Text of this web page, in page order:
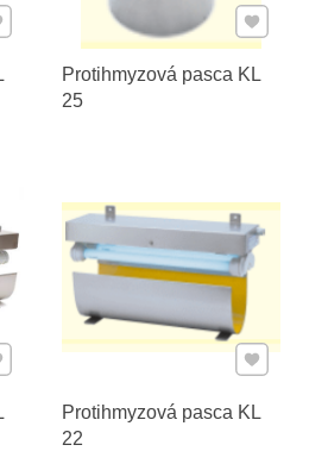
k Obľúbeným
Protihmyzová pasca KL
25
Pridať
k Obľúbeným
Protihmyzová pasca KL
22
Pridať k